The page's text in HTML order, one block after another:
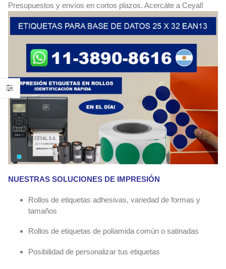
Presupuestos y envíos en cortos plazos. Acercáte a Ceyal!
NUESTRAS SOLUCIONES DE IMPRESIÓN
Rollos de etiquetas adhesivas, variedad de formas y
tamaños
Rollos de etiquetas de poliamida común o satinadas
Posibilidad de personalizar tus etiquetas